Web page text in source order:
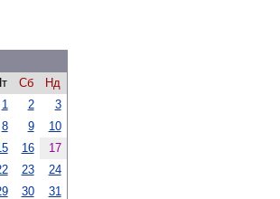
Сб
Нд
1
2
3
8 9
10
16
17
23
24
30 31